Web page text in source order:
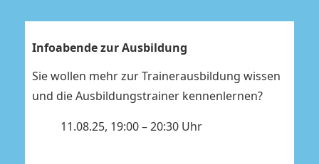
Infoabende zur Ausbildung
Sie wollen mehr zur Trainerausbildung wissen
und die Ausbildungstrainer kennenlernen?
11.08.25, 19:00 – 20:30 Uhr